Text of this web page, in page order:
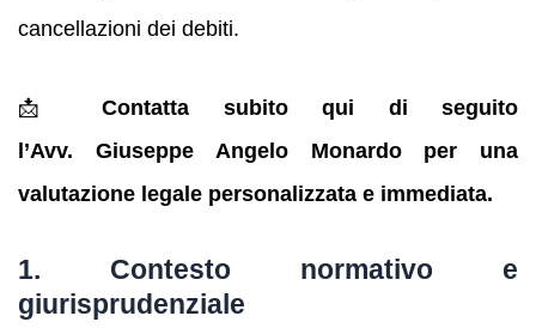
cancellazioni dei debiti.
📩 Contatta subito qui di seguito
l’Avv. Giuseppe Angelo Monardo per una
valutazione legale personalizzata e immediata.
1. Contesto normativo e
giurisprudenziale